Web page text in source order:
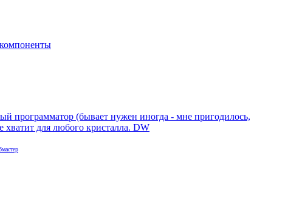
программатор (бывает нужен иногда - мне пригодилось,
для любого кристалла. DW